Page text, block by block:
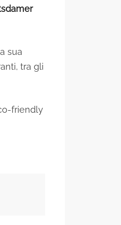
sua
tra gli
friendly